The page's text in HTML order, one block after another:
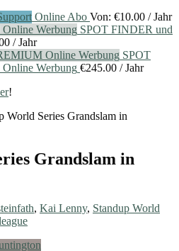
Online Abo Von: €10.00 / Jahr
SPOT FINDER und
/ Jahr
SPOT
Werbung €245.00 / Jahr
!
World Series Grandslam in
Grandslam in
, Kai Lenny, Standup World